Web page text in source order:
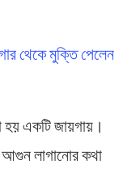
থেকে মুক্তি পেলেন
হয় একটি জায়গায়।
আগুন লাগানোর কথা